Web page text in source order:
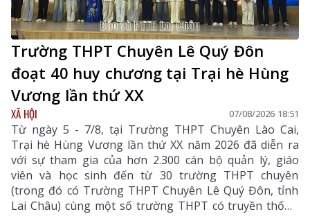
Trường THPT Chuyên Lê Quý Đôn
đoạt 40 huy chương tại Trại hè Hùng
Vương lần thứ XX
XÃ HỘI 07/08/2026 18:51
Từ ngày 5 - 7/8, tại Trường THPT Chuyên Lào Cai,
Trại hè Hùng Vương lần thứ XX năm 2026 đã diễn ra
với sự tham gia của hơn 2.300 cán bộ quản lý, giáo
viên và học sinh đến từ 30 trường THPT chuyên
(trong đó có Trường THPT Chuyên Lê Quý Đôn, tỉnh
Lai Châu) cùng một số trường THPT có truyền thống